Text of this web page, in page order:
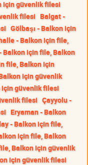
için güvenlik filesi
filesi Balgat -
Gölbaşı - Balkon için
- Balkon için file,
Balkon için file, Balkon
file, Balkon için
için güvenlik
için güvenlik filesi
filesi Çayyolu -
Eryaman - Balkon
- Balkon için file,
için file, Balkon
Balkon için güvenlik
için güvenlik filesi